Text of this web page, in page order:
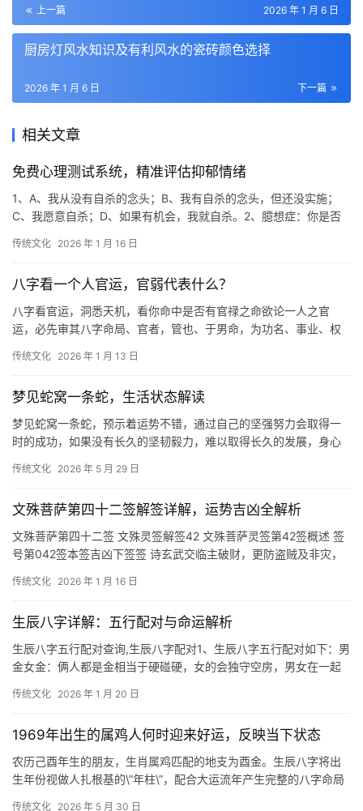
上一篇 2026 年 1 月 6 日
厨房灯风水知识及有利风水的瓷砖颜色选择
下一篇
2026 年 1 月 6 日
相关文章
免费心理测试系统，精准评估抑郁情绪
1、A、我从没有自杀的念头；B、我有自杀的念头，但还没实施；
C、我愿意自杀；D、如果有机会，我就自杀。2、臆想症：你是否
传统文化 2026 年 1 月 16 日
八字看一个人官运，官弱代表什么？
八字看官运，洞悉天机，看你命中是否有官禄之命欲论一人之官
运，必先审其八字命局、官者，管也、于男命，为功名、事业、权
传统文化 2026 年 1 月 13 日
梦见蛇窝一条蛇，生活状态解读
梦见蛇窝一条蛇，预示着运势不错，通过自己的坚强努力会取得一
时的成功，如果没有长久的坚韧毅力，难以取得长久的发展，身心
传统文化 2026 年 5 月 29 日
文殊菩萨第四十二签解签详解，运势吉凶全解析
文殊菩萨第四十二签 文殊灵签解签42 文殊菩萨灵签第42签概述 签
号第042签本签吉凶下签签 诗玄武交临主破财，更防盗贼及非灾，
传统文化 2026 年 1 月 16 日
生辰八字详解：五行配对与命运解析
生辰八字五行配对查询,生辰八字配对1、生辰八字五行配对如下：男
金女金：俩人都是金相当于硬碰硬，女的会独守空房，男女在一起
传统文化 2026 年 1 月 20 日
1969年出生的属鸡人何时迎来好运，反映当下状态
农历己酉年生的朋友，生肖属鸡匹配的地支为酉金。生辰八字将出
生年份视做人扎根基的\”年柱\”，配合大运流年产生完整的八字命局
传统文化 2026 年 5 月 30 日